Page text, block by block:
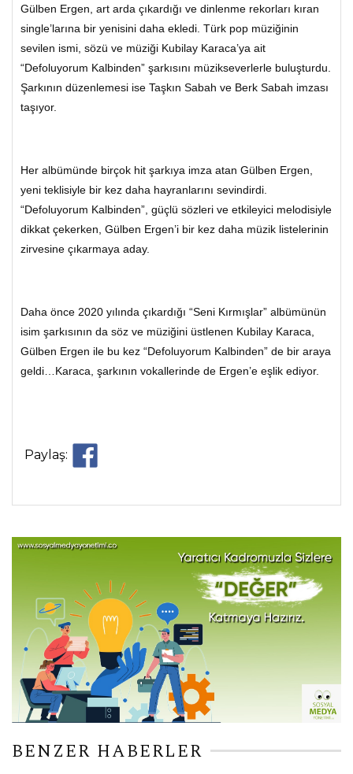
Gülben Ergen, art arda çıkardığı ve dinlenme rekorları kıran
single’larına bir yenisini daha ekledi. Türk pop müziğinin
sevilen ismi, sözü ve müziği Kubilay Karaca’ya ait
“Defoluyorum Kalbinden” şarkısını müzikseverlerle buluşturdu.
Şarkının düzenlemesi ise Taşkın Sabah ve Berk Sabah imzası
taşıyor.
Her albümünde birçok hit şarkıya imza atan Gülben Ergen,
yeni teklisiyle bir kez daha hayranlarını sevindirdi.
“Defoluyorum Kalbinden”, güçlü sözleri ve etkileyici melodisiyle
dikkat çekerken, Gülben Ergen’i bir kez daha müzik listelerinin
zirvesine çıkarmaya aday.
Daha önce 2020 yılında çıkardığı “Seni Kırmışlar” albümünün
isim şarkısının da söz ve müziğini üstlenen Kubilay Karaca,
Gülben Ergen ile bu kez “Defoluyorum Kalbinden” de bir araya
geldi…Karaca, şarkının vokallerinde de Ergen’e eşlik ediyor.
Paylaş:
BENZER HABERLER